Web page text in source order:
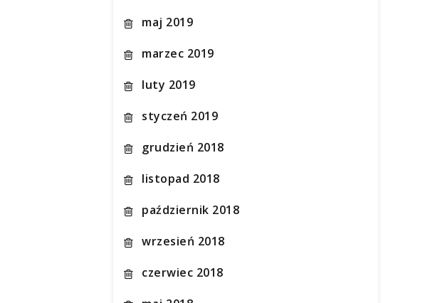
maj 2019
marzec 2019
luty 2019
styczeń 2019
grudzień 2018
listopad 2018
październik 2018
wrzesień 2018
czerwiec 2018